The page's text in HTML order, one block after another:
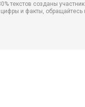
текстов созданы
цифры и факты,